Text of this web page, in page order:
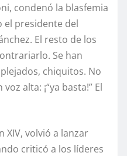
condenó la blasfemia
el presidente del
El resto de los
Se han
chiquitos. No
alta: ¡“ya basta!” El
XIV, volvió a lanzar
criticó a los líderes